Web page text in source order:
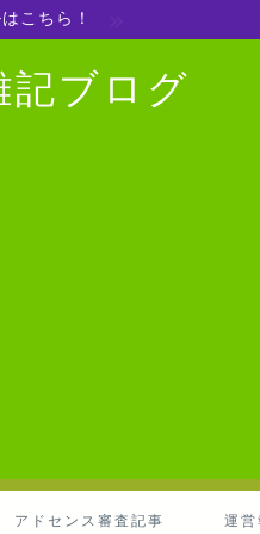
こちら！
記ブログ
アドセンス審査記事 運